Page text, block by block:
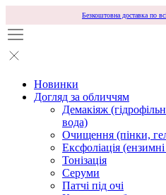
Безкоштовна доставка по
Новинки
Догляд за обличчям
Демакіяж
вода)
Очищення (пінки,
Ексфоліація
Тонізація
Серуми
Патчі під очі